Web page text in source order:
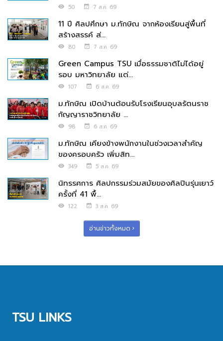
50 7 ส.ค. 69
11 ปี ศิลปศึกษา ม.ทักษิณ จากห้องเรียนสู่พื้นที่
สร้างสรรค์ ส่...
80 7 ส.ค. 69
Green Campus TSU เมื่อธรรมชาติไม่ได้อยู่
รอบ มหาวิทยาลัย แต่...
107 6 ส.ค. 69
ม.ทักษิณ เปิดบ้านต้อนรับโรงเรียนอุบลรัตนราช
กัญญาราชวิทยาลัย ...
98 6 ส.ค. 69
ม.ทักษิณ เคียงข้างพนักงานในช่วงเวลาสำคัญ
ของครอบครัว เพิ่มสิท...
349 5 ส.ค. 69
นิทรรศการ ศิลปกรรมร่วมสมัยของศิลปินรุ่นเยาว์
ครั้งที่ 41 พื้...
122 3 ส.ค. 69
อ่านข่าวทั้งหมด
TSU LINKS